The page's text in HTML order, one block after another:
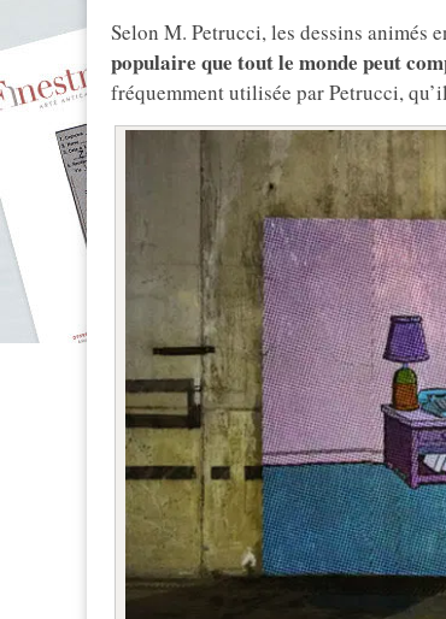
Selon M. Petrucci, les dessins animés
populaire que tout le monde peut
fréquemment utilisée par Petrucci,